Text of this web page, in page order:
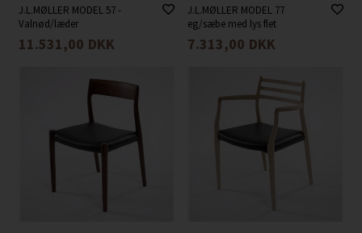
J.L.MØLLER MODEL 57 -
Valnød/læder
11.531,00 DKK
J.L.MØLLER MODEL 77
eg/sæbe med lys flet
7.313,00 DKK